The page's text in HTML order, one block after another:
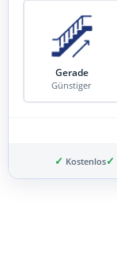
Gerade
Günstiger
✓ Kostenlos✓